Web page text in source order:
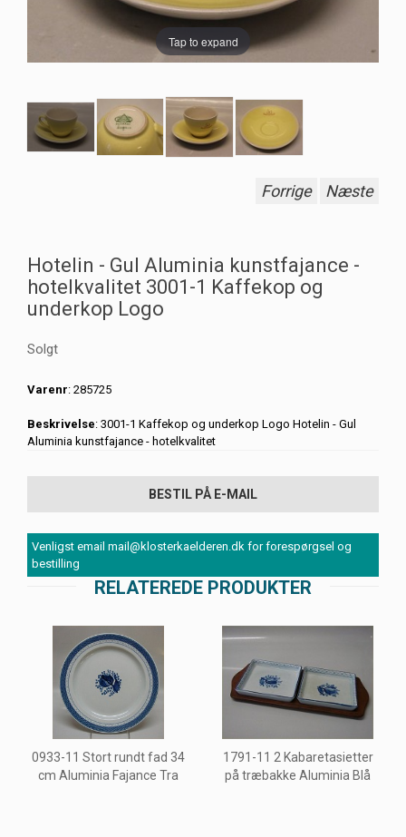
Tap to expand
Forrige Næste
Hotelin - Gul Aluminia kunstfajance -
hotelkvalitet 3001-1 Kaffekop og
underkop Logo
Solgt
Varenr: 285725
Beskrivelse: 3001-1 Kaffekop og underkop Logo Hotelin - Gul
Aluminia kunstfajance - hotelkvalitet
BESTIL PÅ E-MAIL
Venligst email mail@klosterkaelderen.dk for forespørgsel og
bestilling
RELATEREDE PRODUKTER
0933-11 Stort rundt fad 34
cm Aluminia Fajance Tra
1791-11 2 Kabaretasietter
på træbakke Aluminia Blå